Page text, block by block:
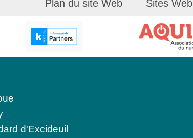
Plan du site Web Sites Web
d'Excideuil